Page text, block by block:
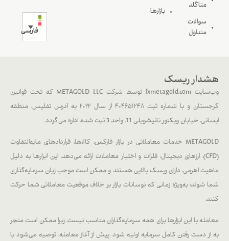
متاگلد
سوالات
متداول
بازارها
فارسی
هشدار ریسک
وب‌سایت fxmetagold.com توسط شرکت METAGOLD LLC که تحت قوانین
گرجستان و با شماره ثبت ۴۰۴۶۵۱۲۴۸ از سال ۲۰۲۲ به آدرس تفلیس، منطقه
ایسانی، خیابان ویکتور نانیشویلی 11، واحد 3 ثبت شده، اداره می‌گردد.
METAGOLD خدمات معاملاتی در بازار فارکس، کالاها، قراردادهای مابه‌التفاوت
(CFD)، ارزهای دیجیتال، فلزات و اختیار معاملات ارائه می‌دهد. این ابزارها به دلیل
ماهیت اهرمی، دارای ریسک بالایی هستند و ممکن است موجب زیان سرمایه‌گذاری
شما شوند؛ به‌ویژه زمانی که نوسانات بازار بر خلاف موقعیت معاملاتی شما حرکت
کنند.
معامله با این ابزارها برای همه سرمایه‌گذاران مناسب نیست، زیرا ممکن است منجر
به از دست رفتن کامل سرمایه اولیه شود. پیش از آغاز معامله، توصیه می‌شود با